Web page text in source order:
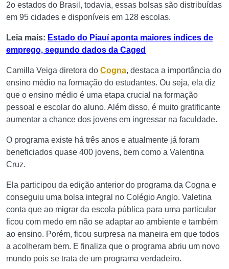
2o estados do Brasil, todavia, essas bolsas são distribuídas
em 95 cidades e disponíveis em 128 escolas.
Leia mais: Estado do Piauí aponta maiores índices de
emprego, segundo dados da Caged
Camilla Veiga diretora do Cogna, destaca a importância do
ensino médio na formação do estudantes. Ou seja, ela diz
que o ensino médio é uma etapa crucial na formação
pessoal e escolar do aluno. Além disso, é muito gratificante
aumentar a chance dos jovens em ingressar na faculdade.
O programa existe há três anos e atualmente já foram
beneficiados quase 400 jovens, bem como a Valentina
Cruz.
Ela participou da edição anterior do programa da Cogna e
conseguiu uma bolsa integral no Colégio Anglo. Valetina
conta que ao migrar da escola pública para uma particular
ficou com medo em não se adaptar ao ambiente e também
ao ensino. Porém, ficou surpresa na maneira em que todos
a acolheram bem. E finaliza que o programa abriu um novo
mundo pois se trata de um programa verdadeiro.